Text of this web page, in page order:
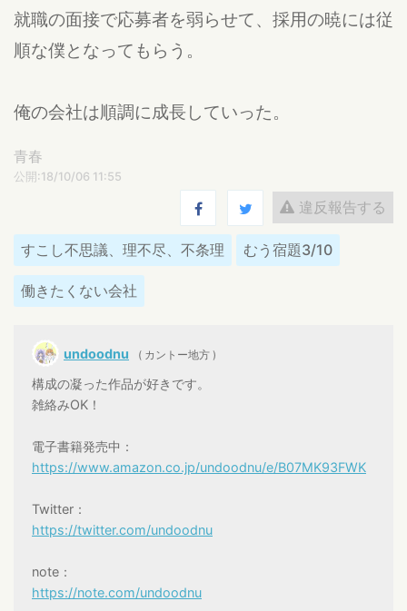
就職の面接で応募者を弱らせて、採用の暁には従
順な僕となってもらう。
俺の会社は順調に成長していった。
青春
公開:18/10/06 11:55
違反報告する
すこし不思議、理不尽、不条理 むう宿題3/10
働きたくない会社
undoodnu ( カントー地方 )
構成の凝った作品が好きです。
雑絡みOK！
電子書籍発売中：
https://www.amazon.co.jp/undoodnu/e/B07MK93FWK
Twitter：
https://twitter.com/undoodnu
note：
https://note.com/undoodnu